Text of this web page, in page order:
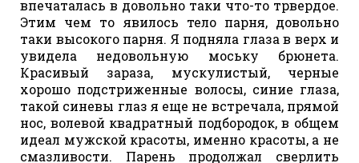
впечаталась в довольно таки что-то трвердое.
Этим чем то явилось тело парня, довольно
таки высокого парня. Я подняла глаза в верх и
увидела недовольную моську брюнета.
Красивый зараза, мускулистый, черные
хорошо подстриженные волосы, синие глаза,
такой синевы глаз я еще не встречала, прямой
нос, волевой квадратный подбородок, в общем
идеал мужской красоты, именно красоты, а не
смазливости. Парень продолжал сверлить